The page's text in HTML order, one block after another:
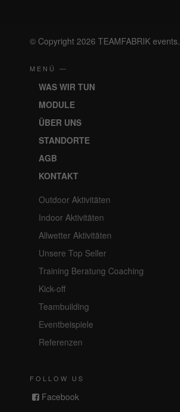
© Copyright 2026 TEAMFABRIK events.
MENÜ —
WAS WIR TUN
MODULE
ÜBER UNS
STANDORTE
AGB
KONTAKT
Outdoor Aktivitäten
Indoor Aktivitäten
Allwetter Aktivitäten
Unsere Top Seller
Training Beratung Coaching
Kick-off
Teambuilding
Eventbeispiele
Referenzen
FOLLOW US
Facebook